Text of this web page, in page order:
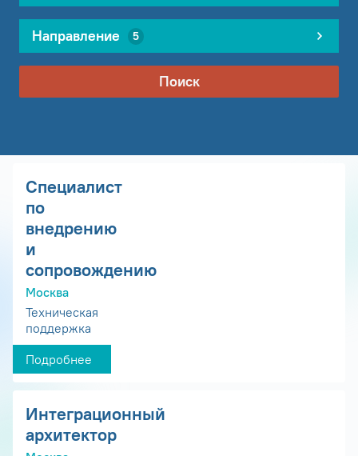
Направление 5
Поиск
Специалист
по
внедрению
и
сопровождению
Москва
Техническая
поддержка
Подробнее
Интеграционный
архитектор